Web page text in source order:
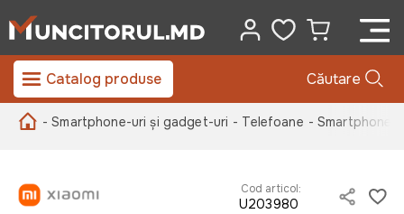
Catalog produse Căutare
- Smartphone-uri și gadget-uri - Telefoane - Smartphone-
Cod articol:
U203980